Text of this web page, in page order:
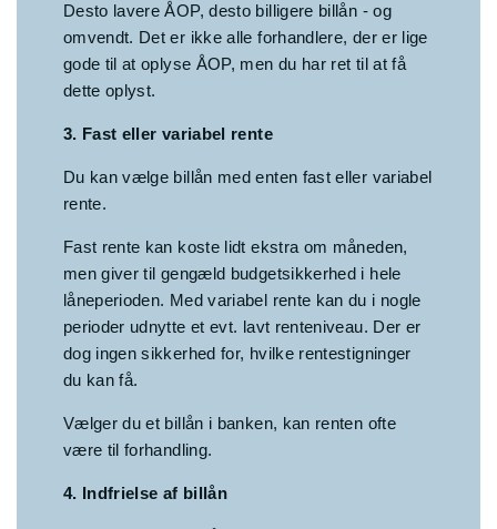
Desto lavere ÅOP, desto billigere billån - og
omvendt. Det er ikke alle forhandlere, der er lige
gode til at oplyse ÅOP, men du har ret til at få
dette oplyst.
3. Fast eller variabel rente
Du kan vælge billån med enten fast eller variabel
rente.
Fast rente kan koste lidt ekstra om måneden,
men giver til gengæld budgetsikkerhed i hele
låneperioden. Med variabel rente kan du i nogle
perioder udnytte et evt. lavt renteniveau. Der er
dog ingen sikkerhed for, hvilke rentestigninger
du kan få.
Vælger du et billån i banken, kan renten ofte
være til forhandling.
4. Indfrielse af billån